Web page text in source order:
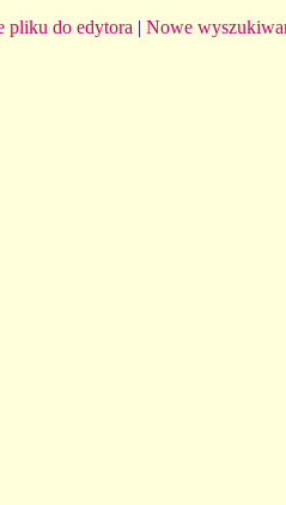
pliku do edytora | Nowe